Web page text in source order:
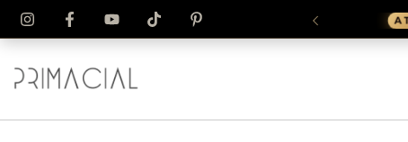
DA MARCA